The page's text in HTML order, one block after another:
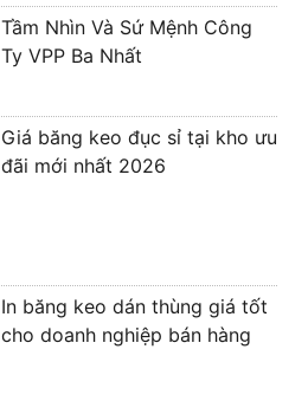
Tầm Nhìn Và Sứ Mệnh Công
Ty VPP Ba Nhất
Giá băng keo đục sỉ tại kho ưu
đãi mới nhất 2026
In băng keo dán thùng giá tốt
cho doanh nghiệp bán hàng